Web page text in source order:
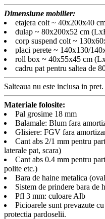
Dimensiune mobilier:
etajera colt ~ 40x200x40
dulap ~ 80x200x52 cm
corp suspend colt ~
placi perete ~ 140x130/
roll box ~ 40x55x45 cm
cadru pat pentru saltea de
Salteaua nu este inclusa in pret.
Materiale folosite:
Pal grosime 18 mm
Balamale: Blum fara
Glisiere: FGV fara
Cant abs 2/1 mm pentru
laterale pat, scara)
Cant abs 0.4 mm pentru
polite etc.)
Bara de haine metalica
Sistem de prindere bara de
Pfl 3 mm: culoare Alb
Picioarele sunt prevazute
protectia pardoselii.